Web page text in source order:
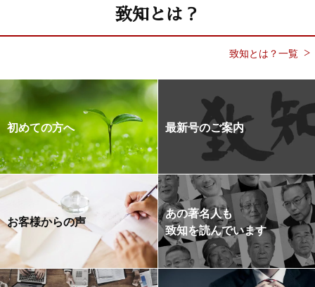
致知とは？
致知とは？一覧
初めての方へ 最新号のご案内
お客様からの声
あの著名人も
致知を読んでいます